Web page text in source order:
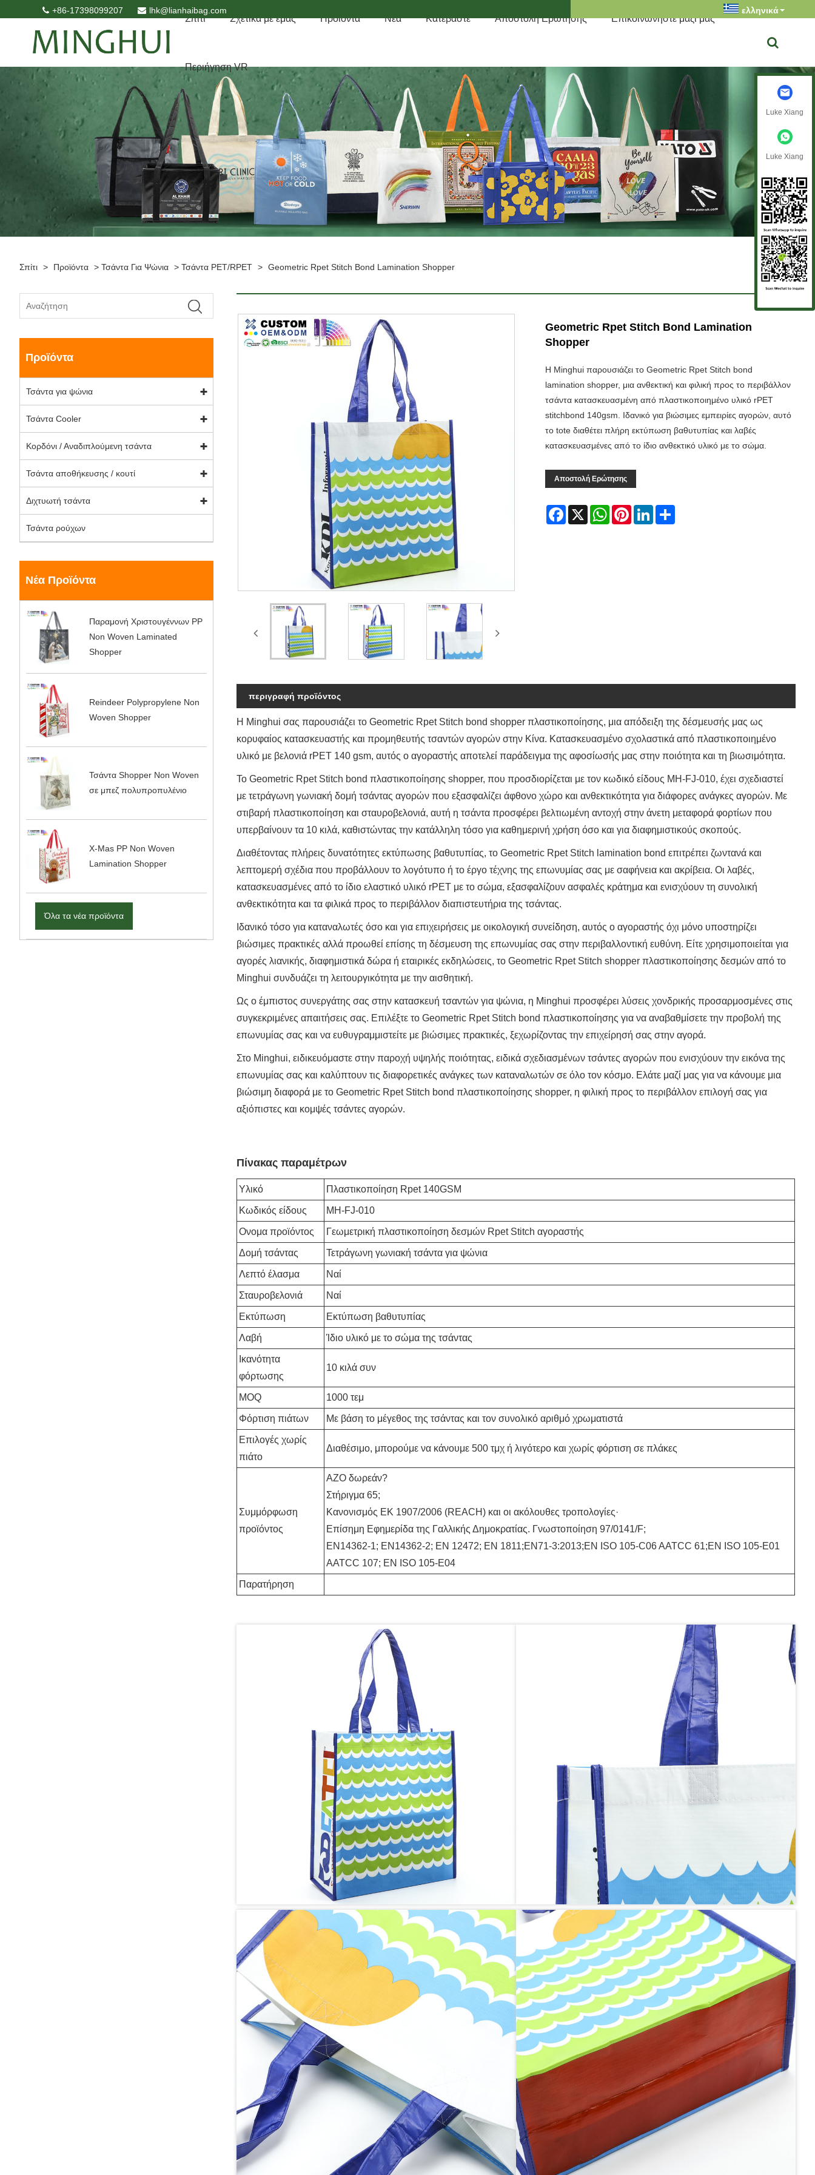
+86-17398099207 lhk@lianhaibag.com ελληνικά
Σπίτι Σχετικά με εμάς Προϊόντα Νέα Κατεβάστε Αποστολή Ερώτησης Επικοινωνήστε μαζί μας
Περιήγηση VR
Σπίτι > Προϊόντα > Τσάντα Για Ψώνια > Τσάντα PET/RPET > Geometric Rpet Stitch Bond Lamination Shopper
Προϊόντα
Τσάντα για ψώνια
Τσάντα Cooler
Κορδόνι / Αναδιπλούμενη τσάντα
Τσάντα αποθήκευσης / κουτί
Διχτυωτή τσάντα
Τσάντα ρούχων
Νέα Προϊόντα
Παραμονή Χριστουγέννων PP
Non Woven Laminated
Shopper
Reindeer Polypropylene Non
Woven Shopper
Τσάντα Shopper Non Woven
σε μπεζ πολυπροπυλένιο
X-Mas PP Non Woven
Lamination Shopper
Όλα τα νέα προϊόντα
Geometric Rpet Stitch Bond Lamination
Shopper
Η Minghui παρουσιάζει το Geometric Rpet Stitch bond
lamination shopper, μια ανθεκτική και φιλική προς το περιβάλλον
τσάντα κατασκευασμένη από πλαστικοποιημένο υλικό rPET
stitchbond 140gsm. Ιδανικό για βιώσιμες εμπειρίες αγορών, αυτό
το tote διαθέτει πλήρη εκτύπωση βαθυτυπίας και λαβές
κατασκευασμένες από το ίδιο ανθεκτικό υλικό με το σώμα.
Αποστολή Ερώτησης
Facebook
X WhatsAppPinterestLinkedIn
περιγραφή προϊόντος
Η Minghui σας παρουσιάζει το Geometric Rpet Stitch bond shopper πλαστικοποίησης, μια απόδειξη της δέσμευσής μας ως
κορυφαίος κατασκευαστής και προμηθευτής τσαντών αγορών στην Κίνα. Κατασκευασμένο σχολαστικά από πλαστικοποιημένο
υλικό με βελονιά rPET 140 gsm, αυτός ο αγοραστής αποτελεί παράδειγμα της αφοσίωσής μας στην ποιότητα και τη βιωσιμότητα.
Το Geometric Rpet Stitch bond πλαστικοποίησης shopper, που προσδιορίζεται με τον κωδικό είδους MH-FJ-010, έχει σχεδιαστεί
με τετράγωνη γωνιακή δομή τσάντας αγορών που εξασφαλίζει άφθονο χώρο και ανθεκτικότητα για διάφορες ανάγκες αγορών. Με
στιβαρή πλαστικοποίηση και σταυροβελονιά, αυτή η τσάντα προσφέρει βελτιωμένη αντοχή στην άνετη μεταφορά φορτίων που
υπερβαίνουν τα 10 κιλά, καθιστώντας την κατάλληλη τόσο για καθημερινή χρήση όσο και για διαφημιστικούς σκοπούς.
Διαθέτοντας πλήρεις δυνατότητες εκτύπωσης βαθυτυπίας, το Geometric Rpet Stitch lamination bond επιτρέπει ζωντανά και
λεπτομερή σχέδια που προβάλλουν το λογότυπο ή το έργο τέχνης της επωνυμίας σας με σαφήνεια και ακρίβεια. Οι λαβές,
κατασκευασμένες από το ίδιο ελαστικό υλικό rPET με το σώμα, εξασφαλίζουν ασφαλές κράτημα και ενισχύουν τη συνολική
ανθεκτικότητα και τα φιλικά προς το περιβάλλον διαπιστευτήρια της τσάντας.
Ιδανικό τόσο για καταναλωτές όσο και για επιχειρήσεις με οικολογική συνείδηση, αυτός ο αγοραστής όχι μόνο υποστηρίζει
βιώσιμες πρακτικές αλλά προωθεί επίσης τη δέσμευση της επωνυμίας σας στην περιβαλλοντική ευθύνη. Είτε χρησιμοποιείται για
αγορές λιανικής, διαφημιστικά δώρα ή εταιρικές εκδηλώσεις, το Geometric Rpet Stitch shopper πλαστικοποίησης δεσμών από το
Minghui συνδυάζει τη λειτουργικότητα με την αισθητική.
Ως ο έμπιστος συνεργάτης σας στην κατασκευή τσαντών για ψώνια, η Minghui προσφέρει λύσεις χονδρικής προσαρμοσμένες στις
συγκεκριμένες απαιτήσεις σας. Επιλέξτε το Geometric Rpet Stitch bond πλαστικοποίησης για να αναβαθμίσετε την προβολή της
επωνυμίας σας και να ευθυγραμμιστείτε με βιώσιμες πρακτικές, ξεχωρίζοντας την επιχείρησή σας στην αγορά.
Στο Minghui, ειδικευόμαστε στην παροχή υψηλής ποιότητας, ειδικά σχεδιασμένων τσάντες αγορών που ενισχύουν την εικόνα της
επωνυμίας σας και καλύπτουν τις διαφορετικές ανάγκες των καταναλωτών σε όλο τον κόσμο. Ελάτε μαζί μας για να κάνουμε μια
βιώσιμη διαφορά με το Geometric Rpet Stitch bond πλαστικοποίησης shopper, η φιλική προς το περιβάλλον επιλογή σας για
αξιόπιστες και κομψές τσάντες αγορών.
Πίνακας παραμέτρων
Υλικό Πλαστικοποίηση Rpet 140GSM
Κωδικός είδους MH-FJ-010
Ονομα προϊόντος Γεωμετρική πλαστικοποίηση δεσμών Rpet Stitch αγοραστής
Δομή τσάντας Τετράγωνη γωνιακή τσάντα για ψώνια
Λεπτό έλασμα Ναί
Σταυροβελονιά Ναί
Εκτύπωση Εκτύπωση βαθυτυπίας
Λαβή Ίδιο υλικό με το σώμα της τσάντας
Ικανότητα
φόρτωσης
10 κιλά συν
MOQ 1000 τεμ
Φόρτιση πιάτων Με βάση το μέγεθος της τσάντας και τον συνολικό αριθμό χρωματιστά
Επιλογές χωρίς
πιάτο
Διαθέσιμο, μπορούμε να κάνουμε 500 τμχ ή λιγότερο και χωρίς φόρτιση σε πλάκες
Συμμόρφωση
προϊόντος
AZO δωρεάν?
Στήριγμα 65;
Κανονισμός ΕΚ 1907/2006 (REACH) και οι ακόλουθες τροπολογίες·
Επίσημη Εφημερίδα της Γαλλικής Δημοκρατίας. Γνωστοποίηση 97/0141/F;
EN14362-1; EN14362-2; EN 12472; EN 1811;EN71-3:2013;EN ISO 105-C06 AATCC 61;EN ISO 105-E01
AATCC 107; EN ISO 105-E04
Παρατήρηση
Luke Xiang
Luke Xiang